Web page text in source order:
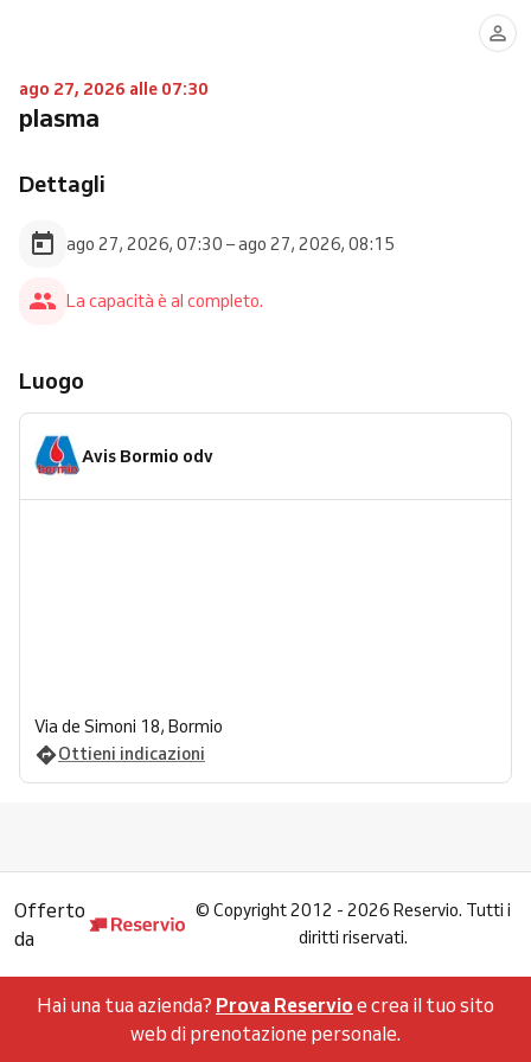
ago 27, 2026 alle 07:30
plasma
Dettagli
ago 27, 2026, 07:30 – ago 27, 2026, 08:15
La capacità è al completo.
Luogo
Avis Bormio odv
Via de Simoni 18, Bormio
Ottieni indicazioni
Offerto
da
© Copyright 2012 - 2026 Reservio. Tutti i
diritti riservati.
Hai una tua azienda? Prova Reservio e crea il tuo sito
web di prenotazione personale.